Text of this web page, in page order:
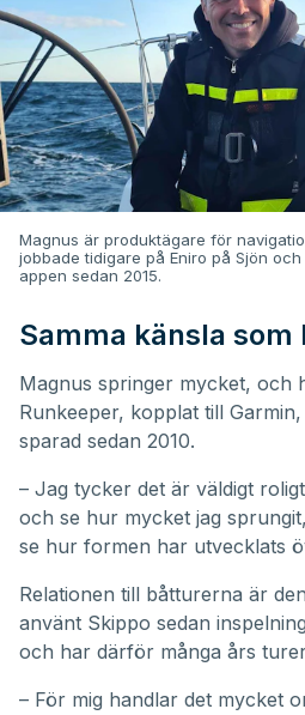
Magnus är produktägare för
jobbade tidigare på Eniro på Sjön
appen sedan 2015.
Samma känsla
Magnus springer mycket, och
Runkeeper, kopplat till
sparad sedan 2010.
– Jag tycker det är väldigt
och se hur mycket jag
se hur formen har utvecklats
Relationen till båtturerna är
använt Skippo sedan
och har därför många års
– För mig handlar det mycket